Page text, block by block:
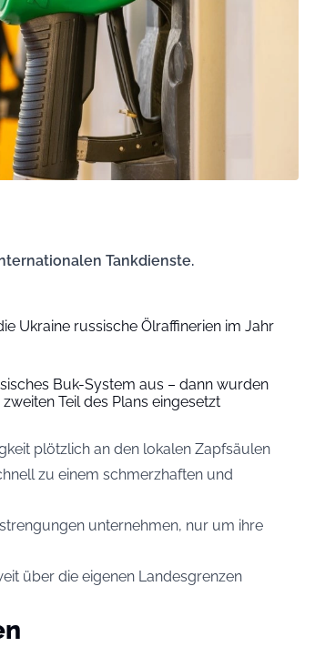
Tankdienste.
Ukraine russische Ölraffinerien im Jahr
Buk-System aus – dann wurden
Teil des Plans eingesetzt
plötzlich an den lokalen Zapfsäulen
zu einem schmerzhaften und
unternehmen, nur um ihre
über die eigenen Landesgrenzen